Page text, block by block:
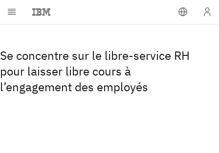
Se concentre sur le libre-service RH
pour laisser libre cours à
l’engagement des employés